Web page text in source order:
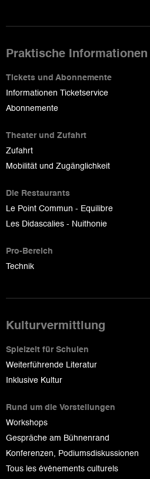
Praktische Informationen
Tickets und Abonnemente
Informationen Ticketservice
Abonnemente
Theater und Zufahrt
Zufahrt
Mobilität und Zugänglichkeit
Die Restaurants
Le Point Commun - Equilibre
Les Didascalies - Nuithonie
Pro-Bereich
Technik
Kulturvermittlung
Spielzeit für Schulen
Weiterführende Literatur
Inklusive Kultur
Rund um die Vorstellungen
Workshops
Gespräche am Bühnenrand
Konferenzen, Podiumsdiskussionen
Tous les événements culturels